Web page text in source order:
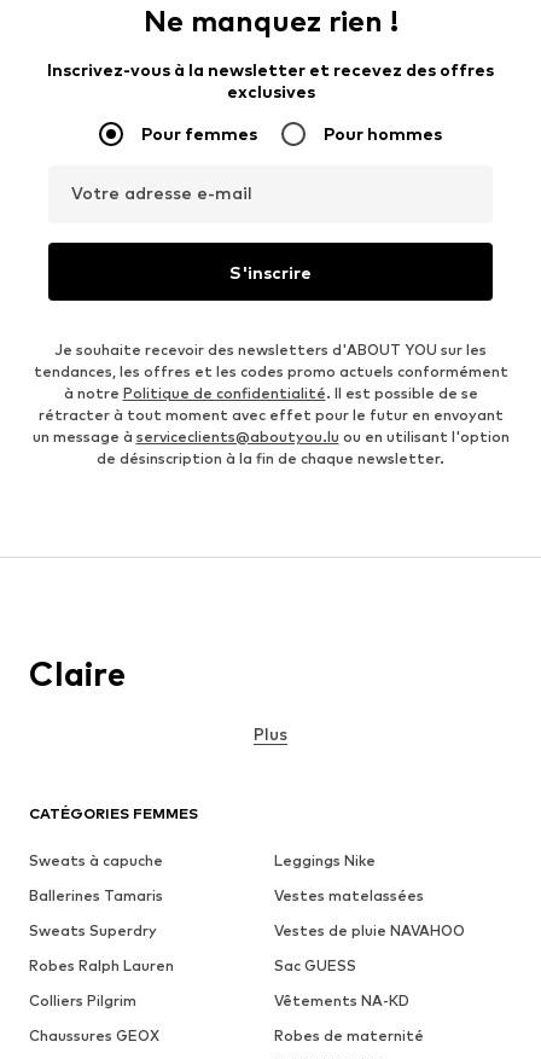
Ne manquez rien !
Inscrivez-vous à la newsletter et recevez des offres
exclusives
Pour femmes Pour hommes
Votre adresse e-mail
S'inscrire
Je souhaite recevoir des newsletters d'ABOUT YOU sur les
tendances, les offres et les codes promo actuels conformément
à notre Politique de confidentialité. Il est possible de se
rétracter à tout moment avec effet pour le futur en envoyant
un message à serviceclients@aboutyou.lu ou en utilisant l'option
de désinscription à la fin de chaque newsletter.
CATÉGORIES FEMMES
Sweats à capuche
Leggings Nike
Ballerines Tamaris
Vestes matelassées
Sweats Superdry
Vestes de pluie NAVAHOO
Robes Ralph Lauren
Sac GUESS
Colliers Pilgrim
Vêtements NA-KD
Chaussures GEOX
Robes de maternité
Claire
Plus